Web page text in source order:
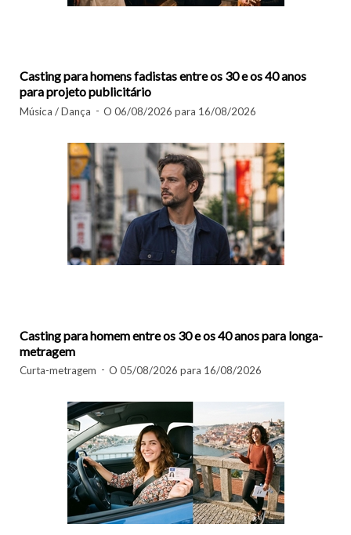
Casting para homens fadistas entre os 30 e os 40 anos
para projeto publicitário
Música / Dança O 06/08/2026 para 16/08/2026
Casting para homem entre os 30 e os 40 anos para longa-
metragem
Curta-metragem O 05/08/2026 para 16/08/2026